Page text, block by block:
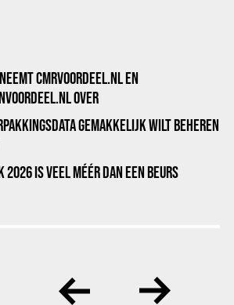
CMRVOORDEEL.NL EN
OVER
GEMAKKELIJK WILT BEHEREN
2026 IS VEEL MÉÉR DAN EEN BEURS